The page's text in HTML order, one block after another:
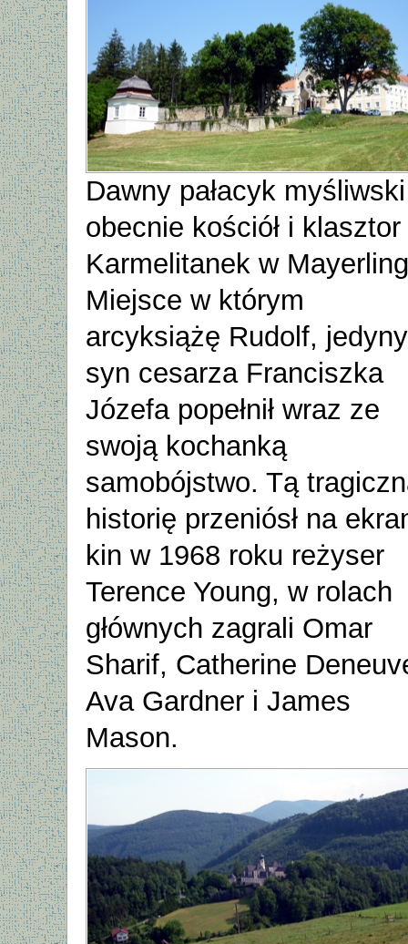
Dawny pałacyk myśliwski
obecnie kościół i klasztor
Karmelitanek w
Miejsce w którym
arcyksiążę Rudolf, jedyny
syn cesarza Franciszka
Józefa popełnił wraz ze
swoją kochanką
samobójstwo. Tą
historię przeniósł na
kin w 1968 roku reżyser
Terence Young, w rolach
głównych zagrali Omar
Sharif, Catherine
Ava Gardner i James
Mason.